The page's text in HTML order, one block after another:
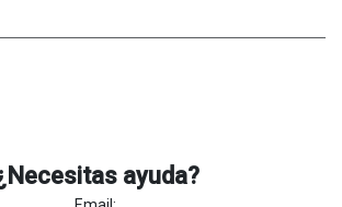
ayuda?